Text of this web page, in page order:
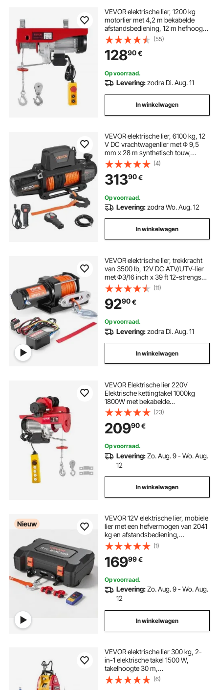
VEVOR elektrische lier, 1200 kg
motorlier met 4,2 m bekabelde
afstandsbediening, 12 m hefhoogte
met enkele kabel, enkele/dubbele
lussen, noodstop, hijsgereedschap
voor garage, magazijn, fabriek
(55)
12890€
Op voorraad.
Levering:zodra Di. Aug. 11
In winkelwagen
VEVOR elektrische lier, 6100 kg, 12
V DC vrachtwagenlier met Φ 9,5
mm x 28 m synthetisch touw,
draadloze en bekabelde
afstandsbediening, IP67 voor het
slepen van SUV's, jeeps,
aanhangwagens en boten
(4)
31390€
Op voorraad.
Levering:zodra Wo. Aug. 12
In winkelwagen
VEVOR elektrische lier, trekkracht
van 3500 lb, 12V DC ATV/UTV-lier
met Φ3/16 inch x 39 ft 12-strengs
synthetisch touw, aluminium
kabelgeleider, bekabelde
afstandsbediening, IP55 waterdicht
voor het slepen van UTV's, ATV's
en boten
(11)
9290€
Op voorraad.
Levering:zodra Di. Aug. 11
In winkelwagen
VEVOR Elektrische lier 220V
Elektrische kettingtakel 1000kg
1800W met bekabelde
afstandsbediening 1,4m elektrische
lier voor werkplaats, garage,
magazijn, industrie, heffen van
zware lasten
(23)
20990€
Op voorraad.
Levering:Zo. Aug. 9 - Wo. Aug.
12
In winkelwagen
Nieuw
VEVOR 12V elektrische lier, mobiele
lier met een hefvermogen van 2041
kg en afstandsbediening,
draagbare motorlier met
synthetisch touw, touwgeleider,
sluitinghaak, spanband en
draagtas, elektrische lier voor ATV,
UTV en offroadvoertuigen.
(1)
16999€
Op voorraad.
Levering:Zo. Aug. 9 - Wo. Aug.
12
In winkelwagen
VEVOR elektrische lier 300 kg, 2-
in-1 elektrische takel 1500 W,
takelhoogte 30 m,
kabeltreksnelheid 18,9 m/min, met
bedrade en draadloze
(6)